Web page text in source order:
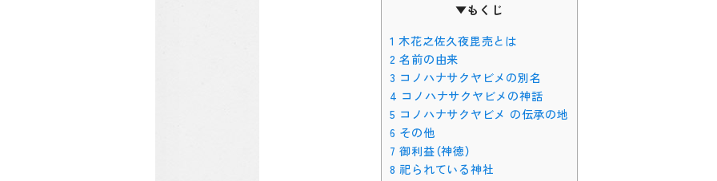
▼もくじ
1 木花之佐久夜毘売とは
2 名前の由来
3 コノハナサクヤビメの別名
4 コノハナサクヤビメの神話
5 コノハナサクヤビメ の伝承の地
6 その他
7 御利益（神徳）
8 祀られている神社